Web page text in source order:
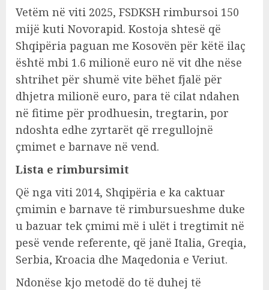
Vetëm në viti 2025, FSDKSH rimbursoi 150
mijë kuti Novorapid. Kostoja shtesë që
Shqipëria paguan me Kosovën për këtë ilaç
është mbi 1.6 milionë euro në vit dhe nëse
shtrihet për shumë vite bëhet fjalë për
dhjetra milionë euro, para të cilat ndahen
në fitime për prodhuesin, tregtarin, por
ndoshta edhe zyrtarët që rregullojnë
çmimet e barnave në vend.
Lista e rimbursimit
Që nga viti 2014, Shqipëria e ka caktuar
çmimin e barnave të rimbursueshme duke
u bazuar tek çmimi më i ulët i tregtimit në
pesë vende referente, që janë Italia, Greqia,
Serbia, Kroacia dhe Maqedonia e Veriut.
Ndonëse kjo metodë do të duhej të